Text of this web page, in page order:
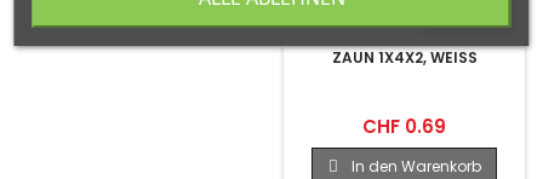
ZAUN 1X4X2, WEISS
CHF 0.69
In den Warenkorb